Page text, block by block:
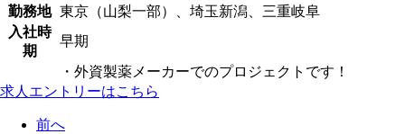
勤務地 東京（山梨一部）、埼玉新潟、三重岐阜
入社時
期
早期
・外資製薬メーカーでのプロジェクトです！
求人エントリーはこちら
前へ